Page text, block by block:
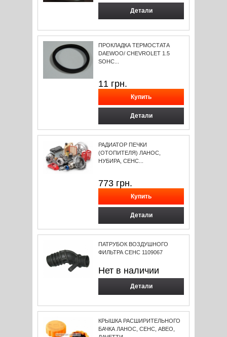
Детали
ПРОКЛАДКА ТЕРМОСТАТА
DAEWOO/ CHEVROLET 1.5
SOHС...
11 грн.
Детали
РАДИАТОР ПЕЧКИ
(ОТОПИТЕЛЯ) ЛАНОС,
НУБИРА, СЕНС...
773 грн.
Детали
ПАТРУБОК ВОЗДУШНОГО
ФИЛЬТРА СЕНС 1109067
Нет в наличии
Детали
КРЫШКА РАСШИРИТЕЛЬНОГО
БАЧКА ЛАНОС, СЕНС, АВЕО,